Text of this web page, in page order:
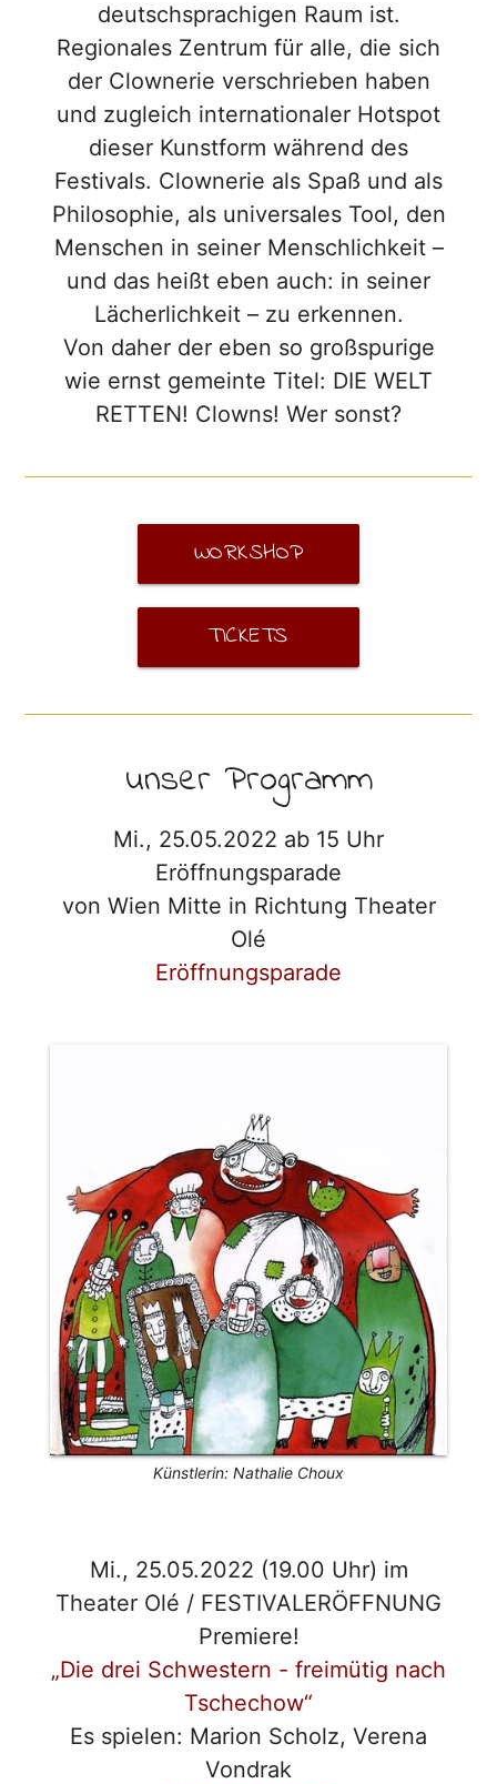
deutschsprachigen Raum ist.
Regionales Zentrum für alle, die sich
der Clownerie verschrieben haben
und zugleich internationaler Hotspot
dieser Kunstform während des
Festivals. Clownerie als Spaß und als
Philosophie, als universales Tool, den
Menschen in seiner Menschlichkeit –
und das heißt eben auch: in seiner
Lächerlichkeit – zu erkennen.
Von daher der eben so großspurige
wie ernst gemeinte Titel: DIE WELT
RETTEN! Clowns! Wer sonst?
WORKSHOP
TICKETS
unser Programm
Mi., 25.05.2022 ab 15 Uhr
Eröffnungsparade
von Wien Mitte in Richtung Theater
Olé
Eröffnungsparade
Künstlerin: Nathalie Choux
Mi., 25.05.2022 (19.00 Uhr) im
Theater Olé / FESTIVALERÖFFNUNG
Premiere!
„Die drei Schwestern - freimütig nach
Tschechow“
Es spielen: Marion Scholz, Verena
Vondrak